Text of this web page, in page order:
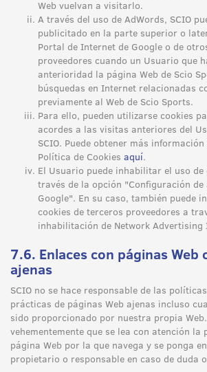
Web vuelvan a visitarlo.
A través del uso de AdWords, SCIO
publicitado en la parte superior o
Portal de Internet de Google o de
proveedores cuando un Usuario que
anterioridad la página Web de Scio
búsquedas en Internet relacionadas
previamente al Web de Scio Sports.
Para ello, pueden utilizarse cookies
acordes a las visitas anteriores del
SCIO. Puede obtener más
Política de Cookies aquí.
El Usuario puede inhabilitar el uso de
través de la opción "Configuración de
Google". En su caso, también puede
cookies de terceros proveedores a
inhabilitación de Network
7.6. Enlaces con páginas Web
ajenas
SCIO no se hace responsable de las
prácticas de páginas Web ajenas incluso
sido proporcionado por nuestra propia
vehementemente que se lea con atención la
página Web por la que navega y se ponga
propietario o responsable en caso de duda